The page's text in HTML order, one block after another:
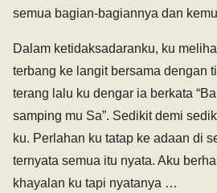
semua bagian-bagiannya dan
Dalam ketidaksadaranku, ku
terbang ke langit bersama dengan
terang lalu ku dengar ia berkata
samping mu Sa”. Sedikit demi
ku. Perlahan ku tatap ke adaan di
ternyata semua itu nyata. Aku
khayalan ku tapi nyatanya …